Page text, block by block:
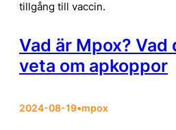
tillgång till vaccin.
Vad är Mpox? Vad
veta om apkoppor
2024-08-19•mpox